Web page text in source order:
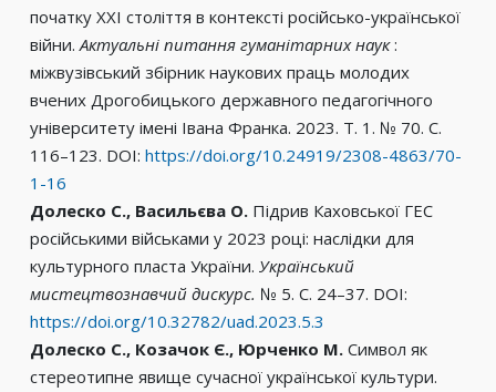
початку ХХІ століття в контексті російсько-української
війни.Актуальні питання гуманітарних наук:
міжвузівський збірник наукових праць молодих
вчених Дрогобицького державного педагогічного
університету імені Івана Франка. 2023. Т. 1. № 70. С.
116–123. DOI: https://doi.org/10.24919/2308-4863/70-
1-16
Долеско С., Васильєва О. Підрив Каховської ГЕС
російськими військами у 2023 році: наслідки для
культурного пласта України. Український
мистецтвознавчий дискурс. № 5. С. 24–37. DOI:
https://doi.org/10.32782/uad.2023.5.3
Долеско С., Козачок Є., Юрченко М. Символ як
стереотипне явище сучасної української культури.